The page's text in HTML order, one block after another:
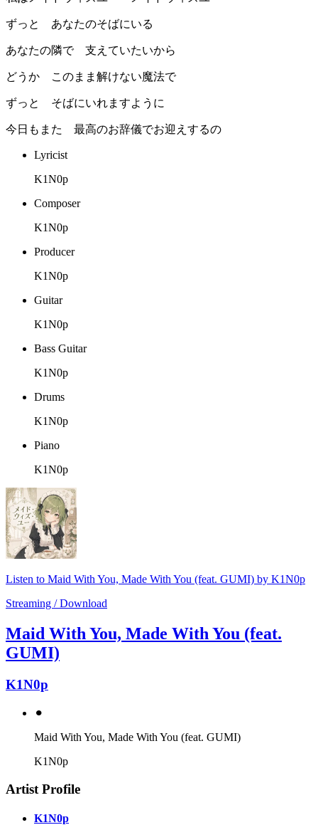
ずっと あなたのそばにいる
あなたの隣で 支えていたいから
どうか このまま解けない魔法で
ずっと そばにいれますように
今日もまた 最高のお辞儀でお迎えするの
Lyricist
K1N0p
Composer
K1N0p
Producer
K1N0p
Guitar
K1N0p
Bass Guitar
K1N0p
Drums
K1N0p
Piano
K1N0p
Listen to Maid With You, Made With You (feat. GUMI) by K1N0p
Streaming / Download
Maid With You, Made With You (feat.
GUMI)
K1N0p
⚫︎
Maid With You, Made With You (feat. GUMI)
K1N0p
Artist Profile
K1N0p